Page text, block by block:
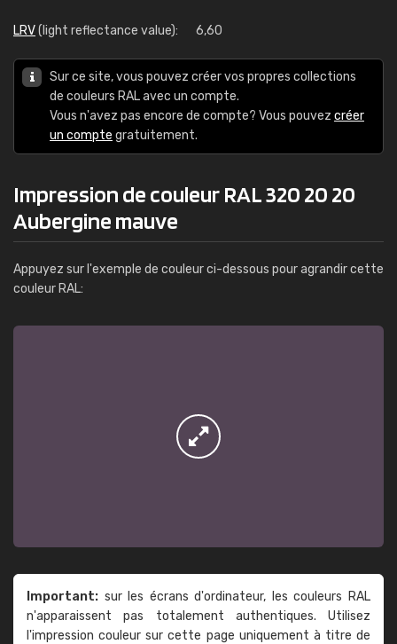
LRV(light reflectance value): 6,60
Sur ce site, vous pouvez créer vos propres collections
de couleurs RAL avec un compte.
Vous n'avez pas encore de compte? Vous pouvez créer
un compte gratuitement.
Impression de couleur RAL 320 20 20
Aubergine mauve
Appuyez sur l'exemple de couleur ci-dessous pour agrandir cette
couleur RAL:
Important: sur les écrans d'ordinateur, les couleurs RAL
n'apparaissent pas totalement authentiques. Utilisez
l'impression couleur sur cette page uniquement à titre de